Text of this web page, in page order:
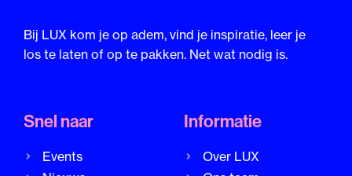
Bij LUX kom je op adem, vind je inspiratie, leer je
los te laten of op te pakken. Net wat nodig is.
Snel naar
Events
Informatie
Over LUX